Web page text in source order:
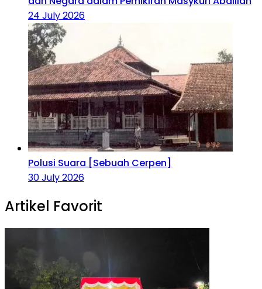
24 July 2026
Polusi Suara [Sebuah Cerpen]
30 July 2026
Artikel Favorit